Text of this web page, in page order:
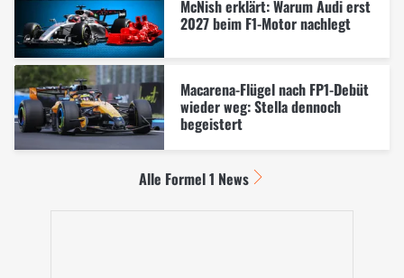
McNish erklärt: Warum Audi erst
2027 beim F1-Motor nachlegt
Macarena-Flügel nach FP1-Debüt
wieder weg: Stella dennoch
begeistert
Alle Formel 1 News